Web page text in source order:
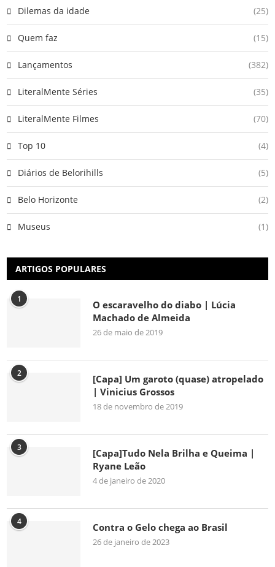
Dilemas da idade (25)
Quem faz (15)
Lançamentos (382)
LiteralMente Séries (35)
LiteralMente Filmes (70)
Top 10 (4)
Diários de Belorihills (5)
Belo Horizonte (2)
Museus (1)
ARTIGOS POPULARES
1
O escaravelho do diabo | Lúcia
Machado de Almeida
26 de maio de 2019
2
[Capa] Um garoto (quase) atropelado
| Vinicius Grossos
18 de novembro de 2019
3
[Capa]Tudo Nela Brilha e Queima |
Ryane Leão
4 de janeiro de 2020
4 Contra o Gelo chega ao Brasil
26 de janeiro de 2023